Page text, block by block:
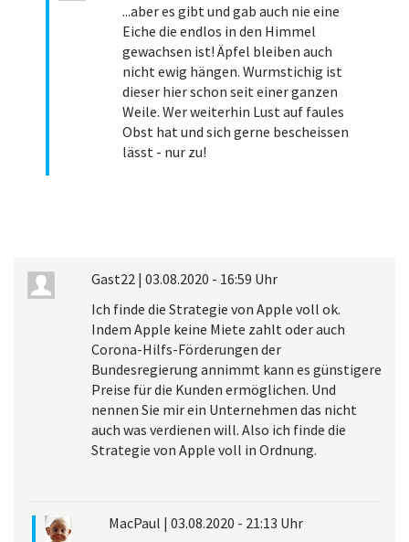
...aber es gibt und gab auch nie eine
Eiche die endlos in den Himmel
gewachsen ist! Äpfel bleiben auch
nicht ewig hängen. Wurmstichig ist
dieser hier schon seit einer ganzen
Weile. Wer weiterhin Lust auf faules
Obst hat und sich gerne bescheissen
lässt - nur zu!
Gast22 | 03.08.2020 - 16:59 Uhr
Ich finde die Strategie von Apple voll ok.
Indem Apple keine Miete zahlt oder auch
Corona-Hilfs-Förderungen der
Bundesregierung annimmt kann es günstigere
Preise für die Kunden ermöglichen. Und
nennen Sie mir ein Unternehmen das nicht
auch was verdienen will. Also ich finde die
Strategie von Apple voll in Ordnung.
MacPaul | 03.08.2020 - 21:13 Uhr